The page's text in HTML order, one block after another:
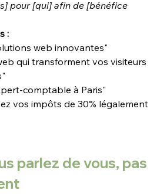
pour [qui] afin de [bénéfice
:
web innovantes"
qui transforment vos visiteurs
comptable à Paris"
vos impôts de 30% légalement
parlez de vous, pas